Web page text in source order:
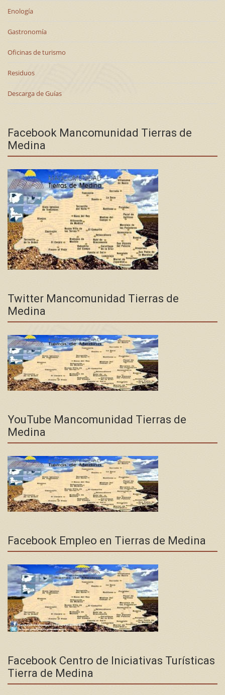
Enología
Gastronomía
Oficinas de turismo
Residuos
Descarga de Guías
Facebook Mancomunidad Tierras de
Medina
Twitter Mancomunidad Tierras de
Medina
YouTube Mancomunidad Tierras de
Medina
Facebook Empleo en Tierras de Medina
Facebook Centro de Iniciativas Turísticas
Tierra de Medina